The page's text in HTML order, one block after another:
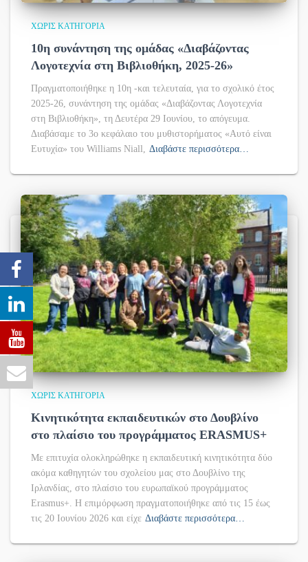
ΧΩΡΊΣ ΚΑΤΗΓΟΡΊΑ
10η συνάντηση της ομάδας «Διαβάζοντας
Λογοτεχνία στη Βιβλιοθήκη, 2025-26»
Πραγματοποιήθηκε η 10η -και τελευταία, για το σχολικό έτος
2025-26, συνάντηση της ομάδας «Διαβάζοντας Λογοτεχνία
στη Βιβλιοθήκη», τη Δευτέρα 29 Ιουνίου, το απόγευμα.
Διαβάσαμε το 3ο κεφάλαιο του μυθιστορήματος «Αυτό είναι
Ευτυχία» του Williams Niall,
Διαβάστε περισσότερα…
ΧΩΡΊΣ ΚΑΤΗΓΟΡΊΑ
Κινητικότητα εκπαιδευτικών στο Δουβλίνο
στο πλαίσιο του προγράμματος ERASMUS+
Με επιτυχία ολοκληρώθηκε η εκπαιδευτική κινητικότητα δύο
ακόμα καθηγητών του σχολείου μας στο Δουβλίνο της
Ιρλανδίας, στο πλαίσιο του ευρωπαϊκού προγράμματος
Erasmus+. Η επιμόρφωση πραγματοποιήθηκε από τις 15 έως
τις 20 Ιουνίου 2026 και είχε Διαβάστε περισσότερα…